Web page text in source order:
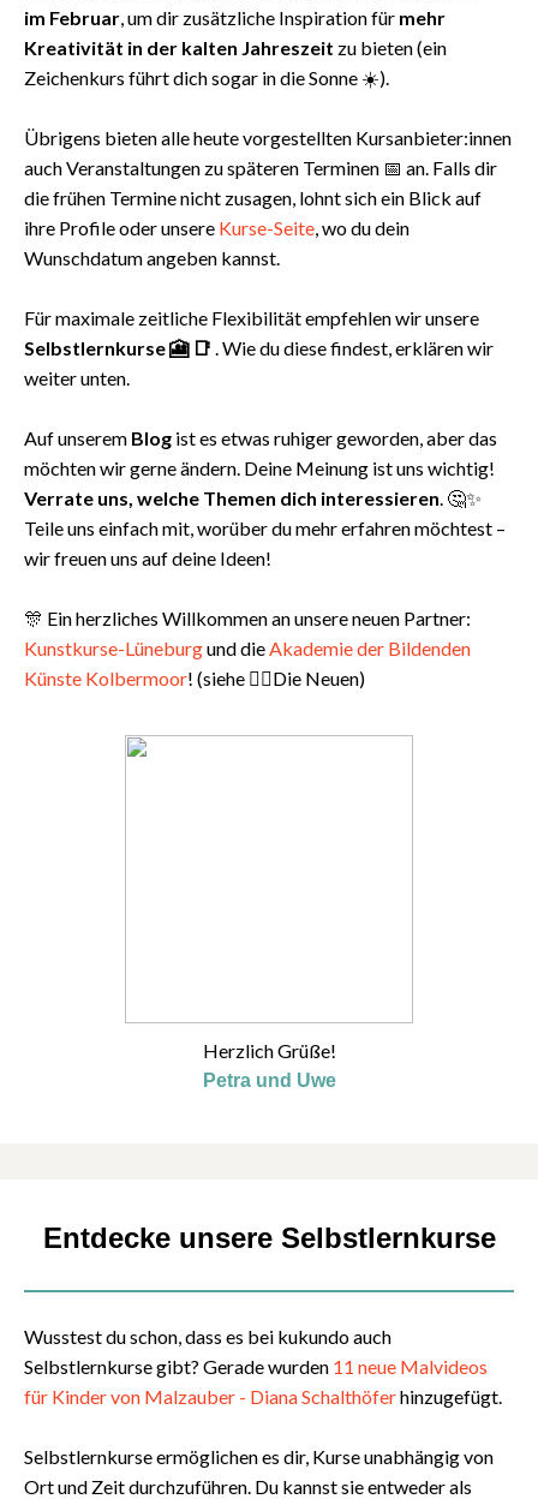
im Februar, um dir zusätzliche Inspiration für mehr
Kreativität in der kalten Jahreszeit zu bieten (ein
Zeichenkurs führt dich sogar in die Sonne ☀️).
Übrigens bieten alle heute vorgestellten Kursanbieter:innen
auch Veranstaltungen zu späteren Terminen 📅 an. Falls dir
die frühen Termine nicht zusagen, lohnt sich ein Blick auf
ihre Profile oder unsere Kurse-Seite, wo du dein
Wunschdatum angeben kannst.
Für maximale zeitliche Flexibilität empfehlen wir unsere
Selbstlernkurse 🎦 📑 . Wie du diese findest, erklären wir
weiter unten.
Auf unserem Blog ist es etwas ruhiger geworden, aber das
möchten wir gerne ändern. Deine Meinung ist uns wichtig!
Verrate uns, welche Themen dich interessieren. 🤔✨
Teile uns einfach mit, worüber du mehr erfahren möchtest –
wir freuen uns auf deine Ideen!
🎊 Ein herzliches Willkommen an unsere neuen Partner:
Kunstkurse-Lüneburgund dieAkademie der Bildenden
Künste Kolbermoor! (siehe 👉🏻Die Neuen)
Herzlich Grüße!
Petra und Uwe
Entdecke unsere Selbstlernkurse
Wusstest du schon, dass es bei kukundo auch
Selbstlernkurse gibt? Gerade wurden 11 neue Malvideos
für Kinder von Malzauber - Diana Schalthöferhinzugefügt.
Selbstlernkurse ermöglichen es dir, Kurse unabhängig von
Ort und Zeit durchzuführen. Du kannst sie entweder als